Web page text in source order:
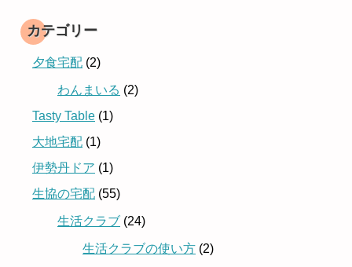
カテゴリー
夕食宅配 (2)
わんまいる (2)
Tasty Table (1)
大地宅配 (1)
伊勢丹ドア (1)
生協の宅配 (55)
生活クラブ (24)
生活クラブの使い方 (2)